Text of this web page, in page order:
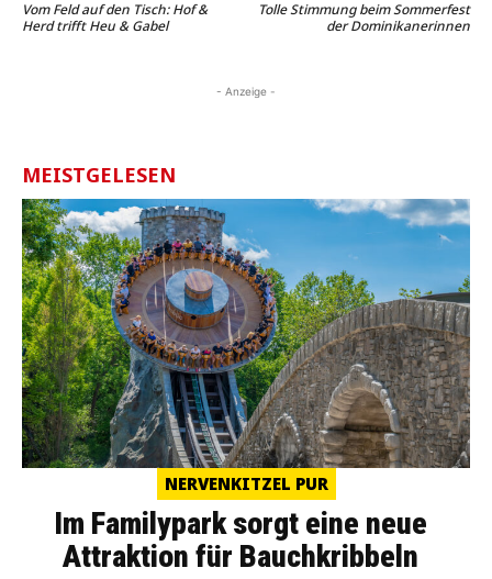
Vom Feld auf den Tisch: Hof &
Herd trifft Heu & Gabel
Tolle Stimmung beim Sommerfest
der Dominikanerinnen
- Anzeige -
MEISTGELESEN
NERVENKITZEL PUR
Im Familypark sorgt eine neue
Attraktion für Bauchkribbeln